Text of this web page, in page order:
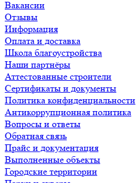
Вакансии
Отзывы
Информация
Оплата и доставка
Школа благоустройства
Наши партнёры
Аттестованные строители
Сертификаты и документы
Политика конфиденциальности
Антикоррупционная политика
Вопросы и ответы
Обратная связь
Прайс и документация
Выполненные объекты
Городские территории